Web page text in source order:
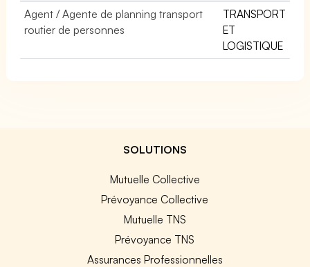
Agent / Agente de planning transport
routier de personnes
TRANSPORT
ET
LOGISTIQUE
SOLUTIONS
Mutuelle Collective
Prévoyance Collective
Mutuelle TNS
Prévoyance TNS
Assurances Professionnelles